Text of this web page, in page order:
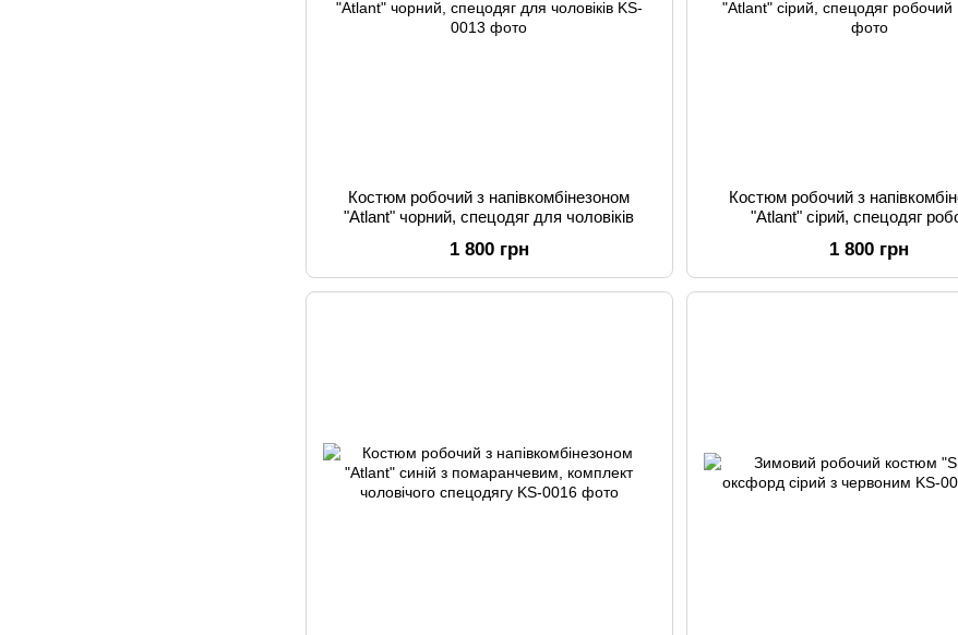
Костюм робочий з напівкомбінезоном
"Atlant" чорний, спецодяг для чоловіків
1 800 грн
Костюм робочий з
"Atlant" сірий, спецодяг
1 800 грн